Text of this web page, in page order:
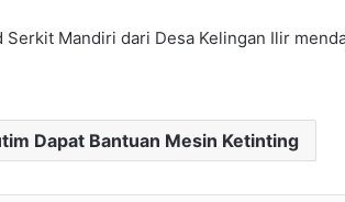
Mandiri dari Desa Kelingan Ilir
Dapat Bantuan Mesin Ketinting